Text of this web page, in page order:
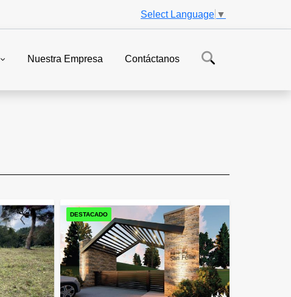
Select Language ▼
Nuestra Empresa Contáctanos
DESTACADO